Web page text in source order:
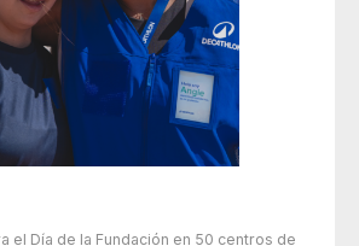
el Día de la Fundación en 50 centros de